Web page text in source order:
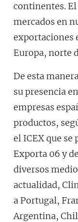
continentes.
mercados en
exportaciones
Europa, norte
De esta
su presencia
empresas
productos,
el ICEX que
Exporta 06 y
diversos
actualidad,
a Portugal,
Argentina,